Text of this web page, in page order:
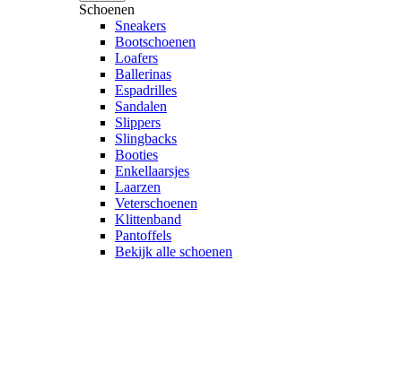
Schoenen
Sneakers
Bootschoenen
Loafers
Ballerinas
Espadrilles
Sandalen
Slippers
Slingbacks
Booties
Enkellaarsjes
Laarzen
Veterschoenen
Klittenband
Pantoffels
Bekijk alle schoenen